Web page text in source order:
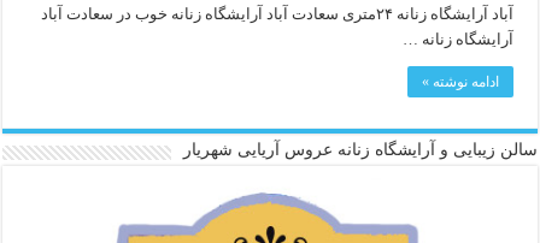
آباد آرایشگاه زنانه ۲۴متری سعادت آباد آرایشگاه زنانه خوب در سعادت آباد
آرایشگاه زنانه …
ادامه نوشته »
سالن زیبایی و آرایشگاه زنانه عروس آریایی شهریار